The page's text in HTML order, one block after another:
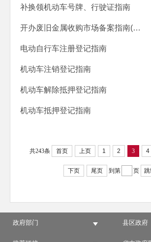
补换领机动车号牌、行驶证指南
开办废旧金属收购市场备案指南(审核)
电动自行车注册登记指南
机动车注销登记指南
机动车解除抵押登记指南
机动车抵押登记指南
共243条 首页 上页 1 2 3 4
下页 尾页 到第 页
政府部门 县区政府